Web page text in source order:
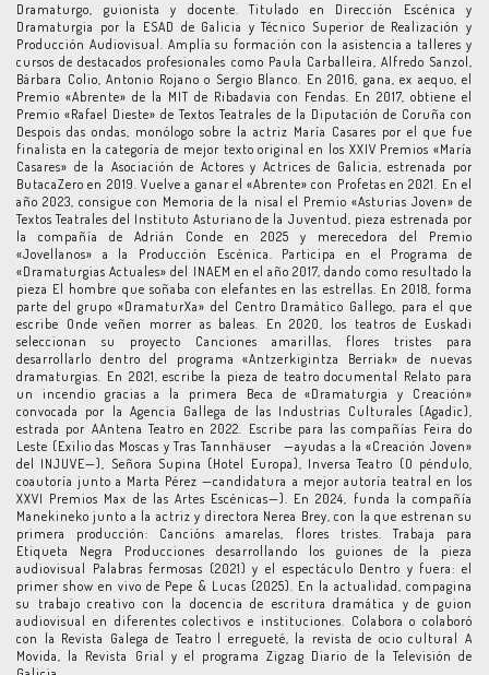
Dramaturgo, guionista y docente. Titulado en Dirección Escénica y
Dramaturgia por la ESAD de Galicia y Técnico Superior de Realización y
Producción Audiovisual. Amplía su formación con la asistencia a talleres y
cursos de destacados profesionales como Paula Carballeira, Alfredo Sanzol,
Bárbara Colio, Antonio Rojano o Sergio Blanco. En 2016, gana, ex aequo, el
Premio «Abrente» de la MIT de Ribadavia con Fendas. En 2017, obtiene el
Premio «Rafael Dieste» de Textos Teatrales de la Diputación de Coruña con
Despois das ondas, monólogo sobre la actriz María Casares por el que fue
finalista en la categoría de mejor texto original en los XXIV Premios «María
Casares» de la Asociación de Actores y Actrices de Galicia, estrenada por
ButacaZero en 2019. Vuelve a ganar el «Abrente» con Profetas en 2021. En el
año 2023, consigue con Memoria de la nisal el Premio «Asturias Joven» de
Textos Teatrales del Instituto Asturiano de la Juventud, pieza estrenada por
la compañía de Adrián Conde en 2025 y merecedora del Premio
«Jovellanos» a la Producción Escénica. Participa en el Programa de
«Dramaturgias Actuales» del INAEM en el año 2017, dando como resultado la
pieza El hombre que soñaba con elefantes en las estrellas. En 2018, forma
parte del grupo «DramaturXa» del Centro Dramático Gallego, para el que
escribe Onde veñen morrer as baleas. En 2020, los teatros de Euskadi
seleccionan su proyecto Canciones amarillas, flores tristes para
desarrollarlo dentro del programa «Antzerkigintza Berriak» de nuevas
dramaturgias. En 2021, escribe la pieza de teatro documental Relato para
un incendio gracias a la primera Beca de «Dramaturgia y Creación»
convocada por la Agencia Gallega de las Industrias Culturales (Agadic),
estrada por AAntena Teatro en 2022. Escribe para las compañías Feira do
Leste (Exilio das Moscas y Tras Tannhäuser —ayudas a la «Creación Joven»
del INJUVE—), Señora Supina (Hotel Europa), Inversa Teatro (O péndulo,
coautoría junto a Marta Pérez —candidatura a mejor autoría teatral en los
XXVI Premios Max de las Artes Escénicas—). En 2024, funda la compañía
Manekineko junto a la actriz y directora Nerea Brey, con la que estrenan su
primera producción: Cancións amarelas, flores tristes. Trabaja para
Etiqueta Negra Producciones desarrollando los guiones de la pieza
audiovisual Palabras fermosas (2021) y el espectáculo Dentro y fuera: el
primer show en vivo de Pepe & Lucas (2025). En la actualidad, compagina
su trabajo creativo con la docencia de escritura dramática y de guion
audiovisual en diferentes colectivos e instituciones. Colabora o colaboró
con la Revista Galega de Teatro | erregueté, la revista de ocio cultural A
Movida, la Revista Grial y el programa Zigzag Diario de la Televisión de